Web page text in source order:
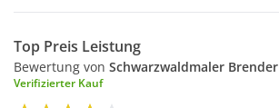
Top Preis Leistung
Bewertung von Schwarzwaldmaler Brender
Verifizierter Kauf